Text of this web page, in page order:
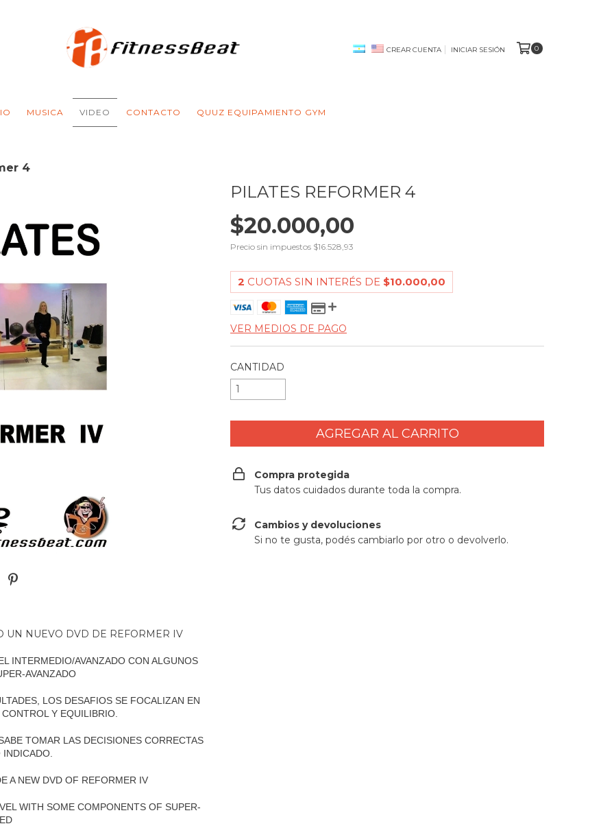
CREAR CUENTA INICIAR SESIÓN 0
MUSICA VIDEO CONTACTO QUUZ EQUIPAMIENTO GYM
4
NUEVO DVD DE REFORMER IV
INTERMEDIO/AVANZADO CON ALGUNOS
AVANZADO
LOS DESAFIOS SE FOCALIZAN EN
Y EQUILIBRIO.
TOMAR LAS DECISIONES CORRECTAS
A NEW DVD OF REFORMER IV
WITH SOME COMPONENTS OF SUPER-
PILATES REFORMER 4
$20.000,00
Precio sin impuestos $16.528,93
2 CUOTAS SIN INTERÉS DE $10.000,00
VER MEDIOS DE PAGO
CANTIDAD
Compra protegida
Tus datos cuidados durante toda la compra.
Cambios y devoluciones
Si no te gusta, podés cambiarlo por otro o devolverlo.